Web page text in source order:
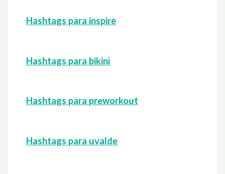
Hashtags para inspire
Hashtags para bikini
Hashtags para preworkout
Hashtags para uvalde